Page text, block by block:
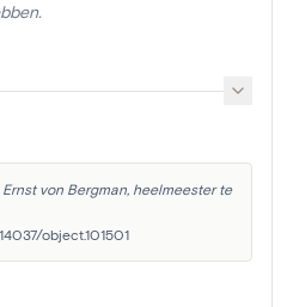
Ernst von Bergman, heelmeester te
object.101501